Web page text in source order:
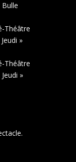
Théâtre
»
Théâtre
»